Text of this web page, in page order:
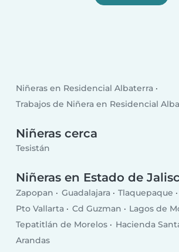
Niñeras en Residencial Albaterra
Trabajos de Niñera en Residencial
Niñeras cerca
Tesistán
Niñeras en Estado de
Zapopan Guadalajara Tlaquepaque
Pto Vallarta
Cd Guzman
Lagos de
Tepatitlán de Morelos
Hacienda
Arandas